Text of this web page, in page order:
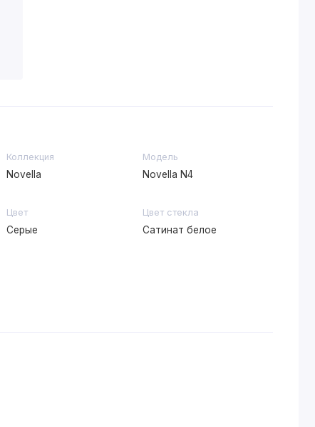
Коллекция
Novella
Модель
Novella N4
Цвет
Серые
Цвет стекла
Сатинат белое